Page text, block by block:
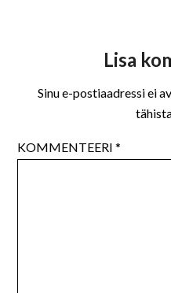
Lisa
Sinu e-postiaadressi ei
KOMMENTEERI*